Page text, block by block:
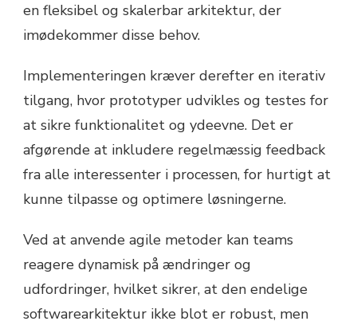
en fleksibel og skalerbar arkitektur, der
imødekommer disse behov.
Implementeringen kræver derefter en iterativ
tilgang, hvor prototyper udvikles og testes for
at sikre funktionalitet og ydeevne. Det er
afgørende at inkludere regelmæssig feedback
fra alle interessenter i processen, for hurtigt at
kunne tilpasse og optimere løsningerne.
Ved at anvende agile metoder kan teams
reagere dynamisk på ændringer og
udfordringer, hvilket sikrer, at den endelige
softwarearkitektur ikke blot er robust, men